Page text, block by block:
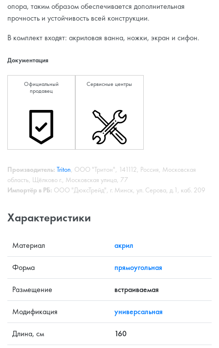
опора, таким образом обеспечивается дополнительная
прочность и устойчивость всей конструкции.
В комплект входят: акриловая ванна, ножки, экран и сифон.
Документация
Официальный
продавец
Сервисные центры
Производитель: Triton, ООО "Тритон", 141112, Россия, Московская
область, Щёлково г., Московская улица, 77
Импортёр в РБ: ООО "ДюксТрейд", г. Минск, ул. Серова, д.1, каб. 209
Характеристики
Материал акрил
Форма прямоугольная
Размещение встраиваемая
Модификация универсальная
Длина, см 160